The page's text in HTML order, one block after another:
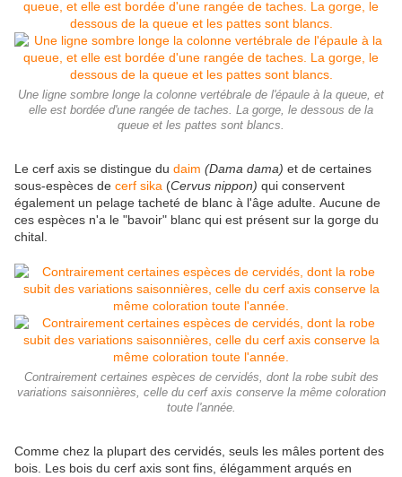
Une ligne sombre longe la colonne vertébrale de l'épaule à la queue, et
elle est bordée d'une rangée de taches. La gorge, le dessous de la
queue et les pattes sont blancs.
Le cerf axis se distingue du daim (Dama dama) et de certaines
sous-espèces de cerf sika (Cervus nippon) qui conservent
également un pelage tacheté de blanc à l'âge adulte. Aucune de
ces espèces n'a le "bavoir" blanc qui est présent sur la gorge du
chital.
Contrairement certaines espèces de cervidés, dont la robe subit des
variations saisonnières, celle du cerf axis conserve la même coloration
toute l'année.
Comme chez la plupart des cervidés, seuls les mâles portent des
bois. Les bois du cerf axis sont fins, élégamment arqués en